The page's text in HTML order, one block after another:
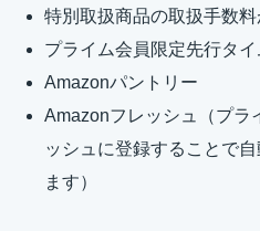
特別取扱商品の取扱手数
プライム会員限定先行タ
Amazonパントリー
Amazonフレッシュ（プラ
ッシュに登録することで
ます）